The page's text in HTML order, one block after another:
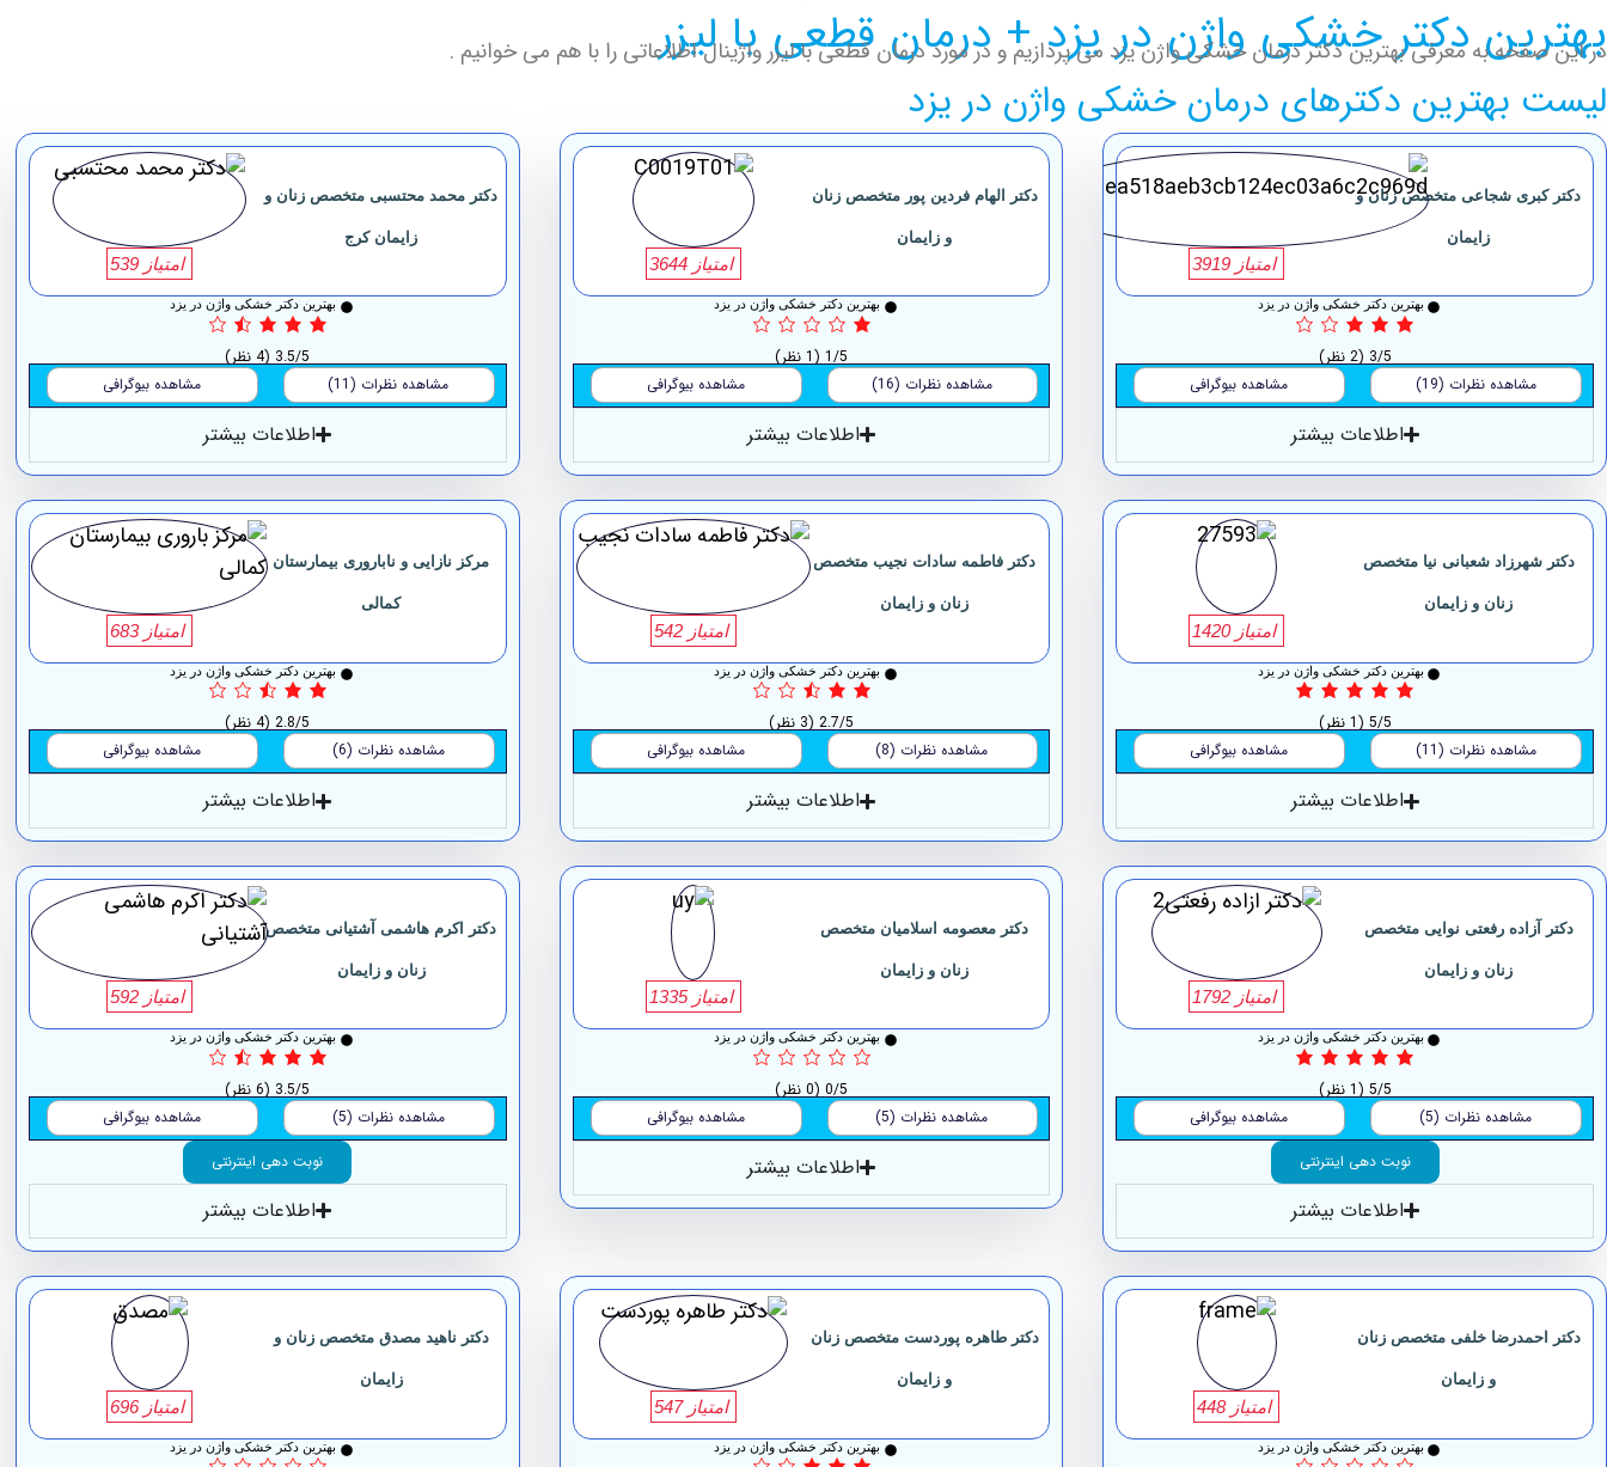
بهترین دکتر خشکی واژن در یزد + درمان قطعی با لیزر
در این صفحه به معرفی بهترین دکتر درمان خشکی واژن یزد می پردازیم و در مورد درمان قطعی با لیزر واژینال اطلاعاتی را با هم می خوانیم .
لیست بهترین دکترهای درمان خشکی واژن در یزد
دکتر کبری شجاعی متخصص زنان و
زایمان
امتیاز 3919
بهترین دکتر خشکی واژن در یزد
3/5 (2 نظر)
مشاهده نظرات (19)
مشاهده بیوگرافی
اطلاعات بیشتر
دکتر الهام فردین پور متخصص زنان
و زایمان
امتیاز 3644
بهترین دکتر خشکی واژن در یزد
1/5 (1 نظر)
مشاهده نظرات (16)
مشاهده بیوگرافی
اطلاعات بیشتر
دکتر محمد محتسبی متخصص زنان و
زایمان کرج
امتیاز 539
بهترین دکتر خشکی واژن در یزد
3.5/5 (4 نظر)
مشاهده نظرات (11)
مشاهده بیوگرافی
اطلاعات بیشتر
دکتر شهرزاد شعبانی نیا متخصص
زنان و زایمان
امتیاز 1420
بهترین دکتر خشکی واژن در یزد
5/5 (1 نظر)
مشاهده نظرات (11)
مشاهده بیوگرافی
اطلاعات بیشتر
دکتر فاطمه سادات نجیب متخصص
زنان و زایمان
امتیاز 542
بهترین دکتر خشکی واژن در یزد
2.7/5 (3 نظر)
مشاهده نظرات (8)
مشاهده بیوگرافی
اطلاعات بیشتر
مرکز نازایی و ناباروری بیمارستان
کمالی
امتیاز 683
بهترین دکتر خشکی واژن در یزد
2.8/5 (4 نظر)
مشاهده نظرات (6)
مشاهده بیوگرافی
اطلاعات بیشتر
دکتر آزاده رفعتی نوایی متخصص
زنان و زایمان
امتیاز 1792
بهترین دکتر خشکی واژن در یزد
5/5 (1 نظر)
مشاهده نظرات (5)
مشاهده بیوگرافی
نوبت دهی اینترنتی
اطلاعات بیشتر
دکتر معصومه اسلامیان متخصص
زنان و زایمان
امتیاز 1335
بهترین دکتر خشکی واژن در یزد
0/5 (0 نظر)
مشاهده نظرات (5)
مشاهده بیوگرافی
اطلاعات بیشتر
دکتر اکرم هاشمی آشتیانی متخصص
زنان و زایمان
امتیاز 592
بهترین دکتر خشکی واژن در یزد
3.5/5 (6 نظر)
مشاهده نظرات (5)
مشاهده بیوگرافی
نوبت دهی اینترنتی
اطلاعات بیشتر
دکتر احمدرضا خلفی متخصص زنان
و زایمان
امتیاز 448
بهترین دکتر خشکی واژن در یزد
دکتر طاهره پوردست متخصص زنان
و زایمان
امتیاز 547
بهترین دکتر خشکی واژن در یزد
دکتر ناهید مصدق متخصص زنان و
زایمان
امتیاز 696
بهترین دکتر خشکی واژن در یزد